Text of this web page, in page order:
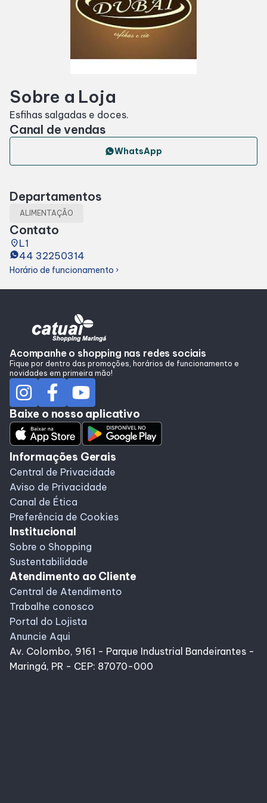
Cinema
Eventos
Fique por dentro
Lojas e Restaurantes
Lojas
Alimentação
Programa de benefícios
Sobre a Loja
Esfihas salgadas e doces.
Canal de vendas
WhatsApp
Departamentos
ALIMENTAÇÃO
Contato
placeL1
44 32250314
Horário de funcionamento chevron_right
Acompanhe o shopping nas redes sociais
Fique por dentro das promoções, horários de funcionamento e
novidades em primeira mão!
Baixe o nosso aplicativo
Informações Gerais
Central de Privacidade
Aviso de Privacidade
Canal de Ética
Preferência de Cookies
Institucional
Sobre o Shopping
Sustentabilidade
Atendimento ao Cliente
Central de Atendimento
Trabalhe conosco
Portal do Lojista
Anuncie Aqui
Av. Colombo, 9161 - Parque Industrial Bandeirantes -
Maringá, PR - CEP: 87070-000